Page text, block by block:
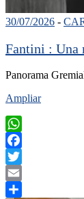
30/07/2026 -
Fantini : Una
Panorama
Ampliar
WhatsApp
Facebook
Twitter
Email